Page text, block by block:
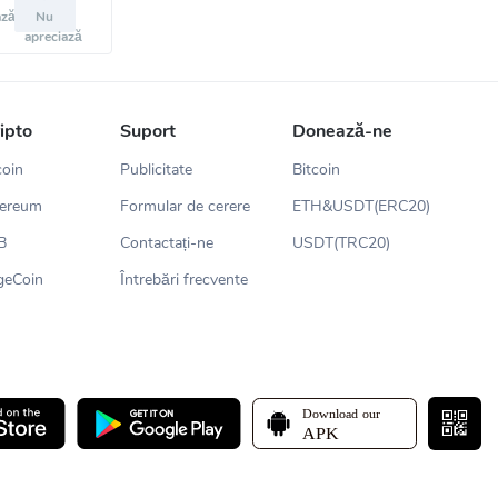
Nu
apreciază
Suport
Publicitate
Formular de cerere
Contactați-ne
Întrebări frecvente
Donează-ne
Bitcoin
ETH&USDT(ERC20)
USDT(TRC20)